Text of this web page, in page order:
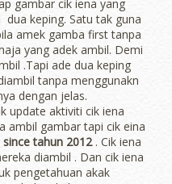
gambar cik iena yang
keping. Satu tak guna
amek gamba first tanpa
yang adek ambil. Demi
.Tapi ade dua keping
tanpa menggunakn
dengan jelas.
update aktiviti cik iena
ambil gambar tapi cik eina
tahun 2012 . Cik iena
diambil . Dan cik iena
pengetahuan akak